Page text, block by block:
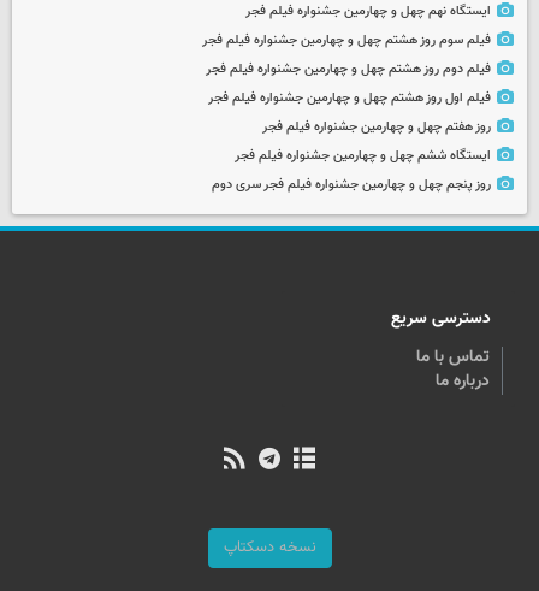
ایستگاه نهم چهل و چهارمین جشنواره فیلم فجر
فیلم سوم روز هشتم چهل و چهارمین جشنواره فیلم فجر
فیلم دوم روز هشتم چهل و چهارمین جشنواره فیلم فجر
فیلم اول روز هشتم چهل و چهارمین جشنواره فیلم فجر
روز هفتم چهل و چهارمین جشنواره فیلم فجر
ایستگاه ششم چهل و چهارمین جشنواره فیلم فجر
روز پنجم چهل و چهارمین جشنواره فیلم فجر سری دوم
دسترسی سریع
تماس با ما
درباره ما
نسخه دسکتاپ